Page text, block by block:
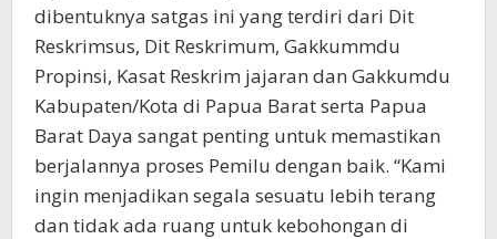
dibentuknya satgas ini yang terdiri dari Dit
Reskrimsus, Dit Reskrimum, Gakkummdu
Propinsi, Kasat Reskrim jajaran dan Gakkumdu
Kabupaten/Kota di Papua Barat serta Papua
Barat Daya sangat penting untuk memastikan
berjalannya proses Pemilu dengan baik. “Kami
ingin menjadikan segala sesuatu lebih terang
dan tidak ada ruang untuk kebohongan di